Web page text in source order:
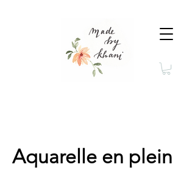
Aquarelle en plein